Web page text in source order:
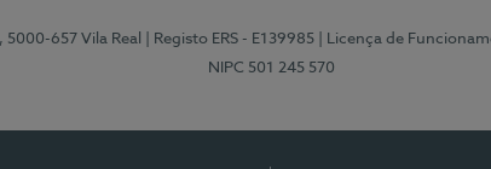
5000-657 Vila Real | Registo ERS - E139985 | Licença de
NIPC 501 245 570